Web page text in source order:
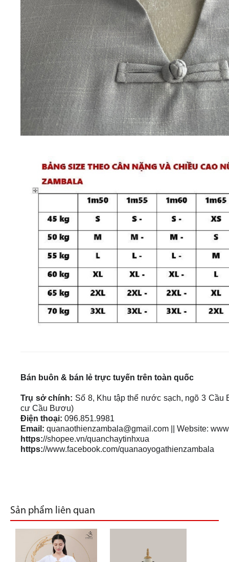
Bán buôn & bán lẻ trực tuyến trên toàn quốc
Trụ sở chính: Số 8, Khu tập thể nước sạch, ngõ 3
cư Cầu Bươu)
Điện thoại: 096.851.9981
Email: quanaothienzambala@gmail.com || Website:
https://shopee.vn/quanchaytinhxua
https://www.facebook.com/quanaoyogathienzambala
Sản phẩm liên quan